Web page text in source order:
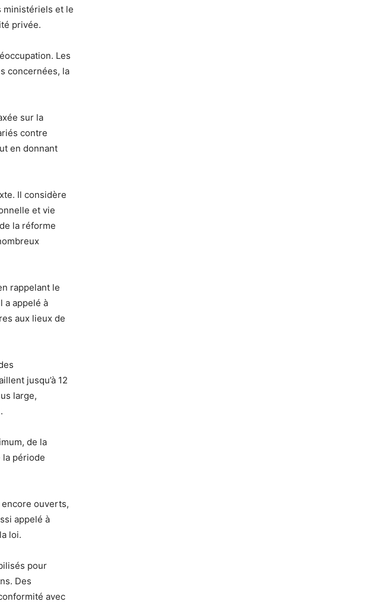
ministériels et le
privée.
Les
concernées, la
sur la
contre
en donnant
Il considère
et vie
la réforme
rappelant le
a appelé à
aux lieux de
jusqu’à 12
large,
de la
la période
encore ouverts,
appelé à
loi.
pour
Des
avec